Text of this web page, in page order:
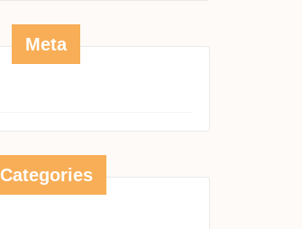
Meta
Categories